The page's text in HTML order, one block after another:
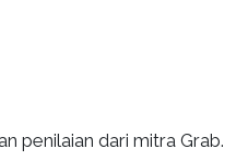
penilaian dari mitra Grab.